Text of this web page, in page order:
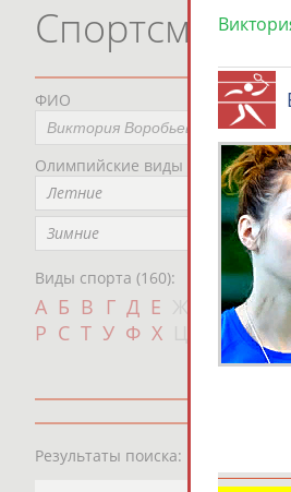
Спортсмены,
ФИО
Олимпийские виды спорта
Летние
Зимние
Виды спорта (160):
А Б В Г Д Е И К Л
Р С Т У Ф Х Ш Щ
Результаты поиска: